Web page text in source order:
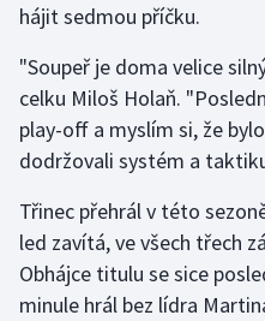
hájit sedmou příčku.
"Soupeř je doma velice
celku Miloš Holaň.
play-off a myslím si, že
dodržovali systém a
Třinec přehrál v této
led zavítá, ve všech třech
Obhájce titulu se sice
minule hrál bez lídra